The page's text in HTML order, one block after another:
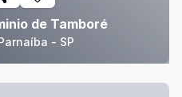
de Tamboré
- SP